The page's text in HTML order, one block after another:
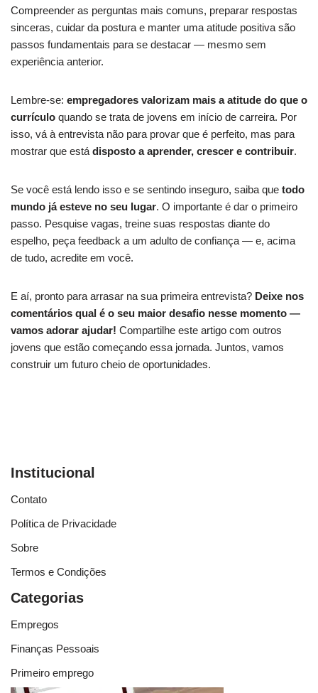
Compreender as perguntas mais comuns, preparar respostas
sinceras, cuidar da postura e manter uma atitude positiva são
passos fundamentais para se destacar — mesmo sem
experiência anterior.
Lembre-se: empregadores valorizam mais a atitude do que o
currículo quando se trata de jovens em início de carreira. Por
isso, vá à entrevista não para provar que é perfeito, mas para
mostrar que está disposto a aprender, crescer e contribuir.
Se você está lendo isso e se sentindo inseguro, saiba que todo
mundo já esteve no seu lugar. O importante é dar o primeiro
passo. Pesquise vagas, treine suas respostas diante do
espelho, peça feedback a um adulto de confiança — e, acima
de tudo, acredite em você.
E aí, pronto para arrasar na sua primeira entrevista? Deixe nos
comentários qual é o seu maior desafio nesse momento —
vamos adorar ajudar! Compartilhe este artigo com outros
jovens que estão começando essa jornada. Juntos, vamos
construir um futuro cheio de oportunidades.
Institucional
Contato
Política de Privacidade
Sobre
Termos e Condições
Categorias
Empregos
Finanças Pessoais
Primeiro emprego